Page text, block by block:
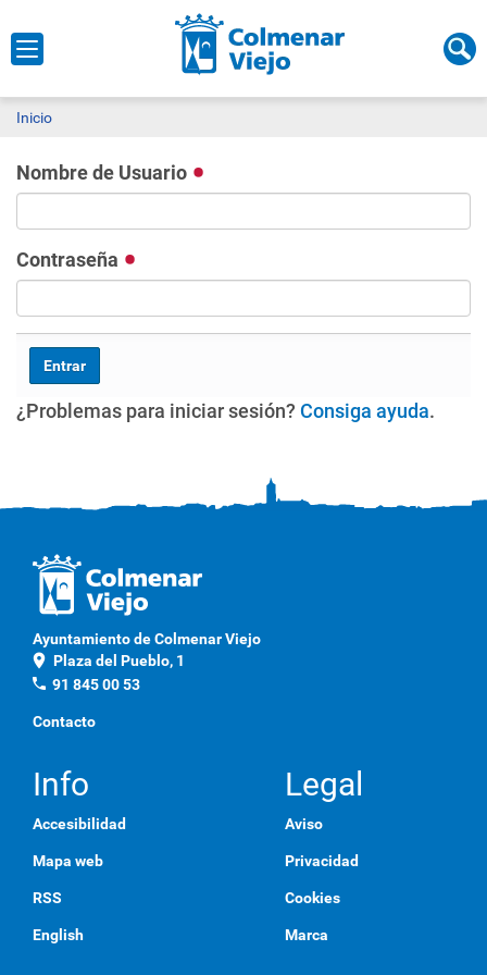
Inicio
Nombre de Usuario
Contraseña
¿Problemas para iniciar sesión? Consiga ayuda.
Ayuntamiento de Colmenar Viejo
location_on Plaza del Pueblo, 1
phone 91 845 00 53
Contacto
Info
Accesibilidad
Mapa web
RSS
English
Legal
Aviso
Privacidad
Cookies
Marca